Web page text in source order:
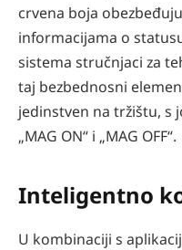
crvena boja
informacijama o
sistema stručnjaci za
taj bezbednosni
jedinstven na tržištu, s
„MAG ON“ i „MAG OFF“.
Inteligentno
U kombinaciji s